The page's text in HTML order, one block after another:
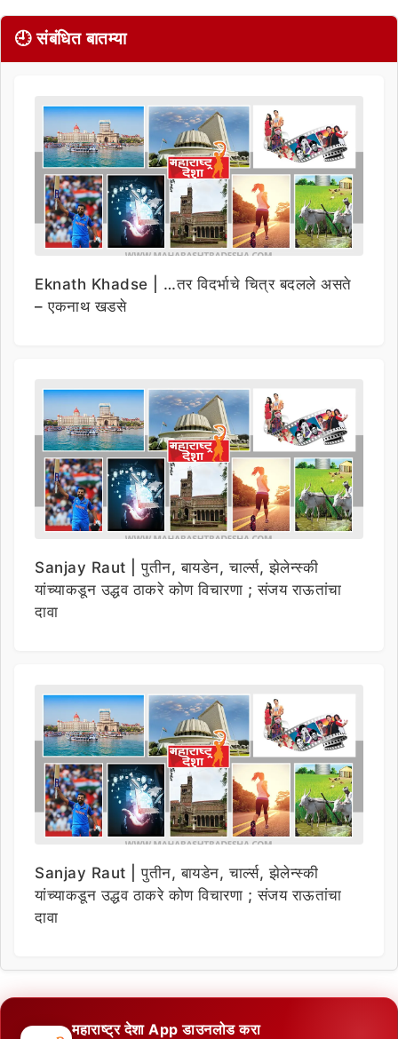
🕘 संबंधित बातम्या
Eknath Khadse | …तर विदर्भाचे चित्र बदलले असते
– एकनाथ खडसे
Sanjay Raut | पुतीन, बायडेन, चार्ल्स, झेलेन्स्की
यांच्याकडून उद्धव ठाकरे कोण विचारणा ; संजय राऊतांचा
दावा
Sanjay Raut | पुतीन, बायडेन, चार्ल्स, झेलेन्स्की
यांच्याकडून उद्धव ठाकरे कोण विचारणा ; संजय राऊतांचा
दावा
महाराष्ट्र देशा App डाउनलोड करा